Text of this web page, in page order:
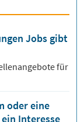
Jobs gibt
für
oder eine
Interesse